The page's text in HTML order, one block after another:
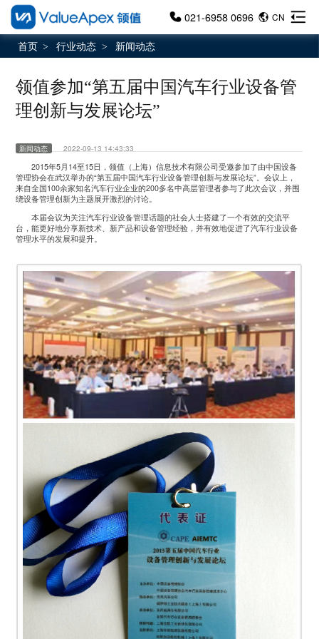
021-6958 0696 CN
首页 > 行业动态 > 新闻动态
领值参加“第五届中国汽车行业设备管
理创新与发展论坛”
新闻动态
2022-09-13 14:43:33
2015年5月14至15日，领值（上海）信息技术有限公司受邀参加了由中国设备
管理协会在武汉举办的“第五届中国汽车行业设备管理创新与发展论坛”。会议上，
来自全国100余家知名汽车行业企业的200多名中高层管理者参与了此次会议，并围
绕设备管理创新为主题展开激烈的讨论。
本届会议为关注汽车行业设备管理话题的社会人士搭建了一个有效的交流平
台，能更好地分享新技术、新产品和设备管理经验，并有效地促进了汽车行业设备
管理水平的发展和提升。